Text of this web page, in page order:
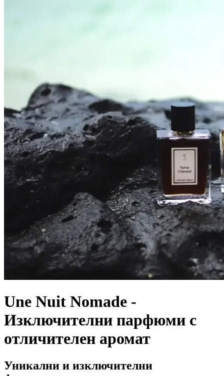
Une Nuit Nomade -
Изключителни парфюми с
отличителен аромат
Уникални и изключителни